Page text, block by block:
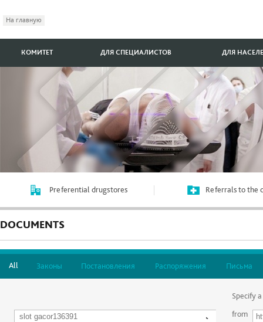
На главную
КОМИТЕТ ДЛЯ СПЕЦИАЛИСТОВ ДЛЯ
Preferential drugstores Referrals to the
DOCUMENTS
All Законы Постановления Распоряжения Письма
Specify
from